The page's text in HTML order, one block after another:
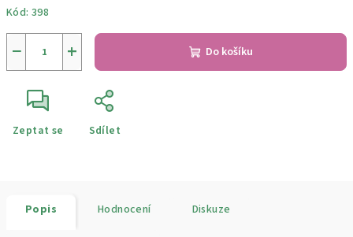
Kód: 398
+
− Do košíku
Zeptat se Sdílet
Popis Hodnocení Diskuze